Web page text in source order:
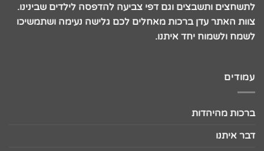
לתשחצים ותשבצים וגם דפי צביעה להדפסה לילדים שבינינו.
צוות האתר עדן ברכות מאחלים לכם גלישה נעימה ושתמשיכו
לשמח ולשמוח יחד איתנו.
עמודים
ברכות מהיהדות
דבר איתנו